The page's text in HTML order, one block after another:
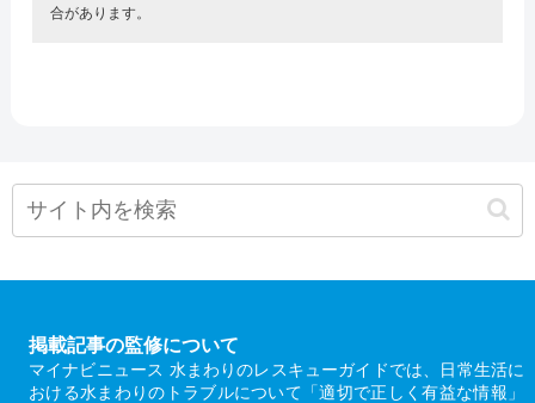
合があります。
掲載記事の監修について
マイナビニュース 水まわりのレスキューガイドでは、日常生活に
おける水まわりのトラブルについて「適切で正しく有益な情報」